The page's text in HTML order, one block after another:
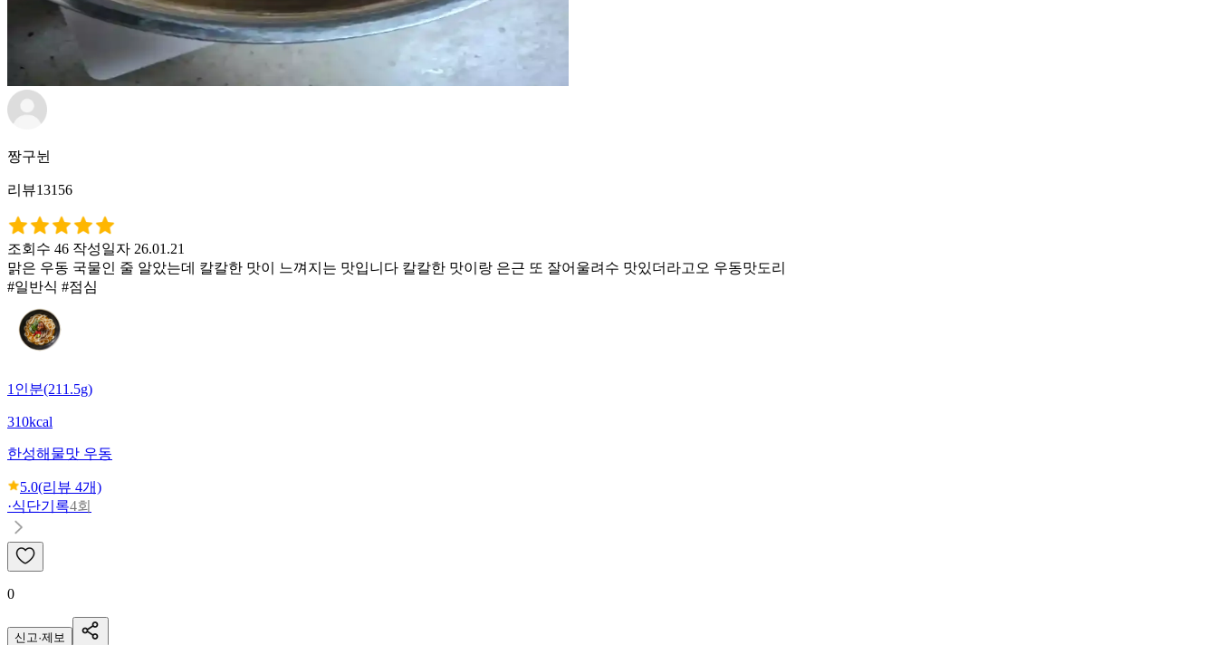
짱구뉜
리뷰13156
조회수 46 작성일자 26.01.21
맑은 우동 국물인 줄 알았는데 칼칼한 맛이 느껴지는 맛입니다 칼칼한 맛이랑 은근 또 잘어울려수 맛있더라고오 우동맛도리
#일반식 #점심
1인분(211.5g)
310kcal
한성해물맛 우동
5.0(리뷰 4개)
·식단기록4회
0
신고·제보